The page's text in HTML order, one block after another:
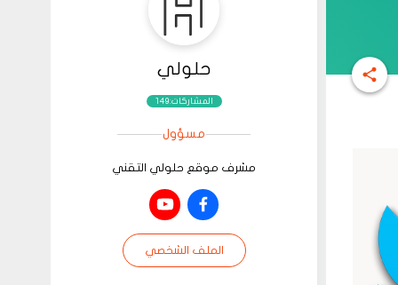
حلولي
المشاركات:149
مسؤول
مشرف موقع حلولي التقني
الملف الشخصي